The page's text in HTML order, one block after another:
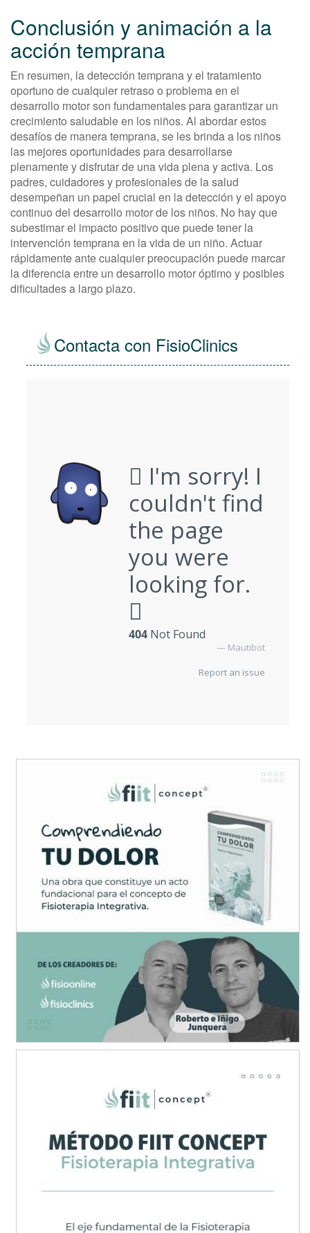
Conclusión y animación a la
acción temprana
En resumen, la detección temprana y el tratamiento
oportuno de cualquier retraso o problema en el
desarrollo motor son fundamentales para garantizar un
crecimiento saludable en los niños. Al abordar estos
desafíos de manera temprana, se les brinda a los niños
las mejores oportunidades para desarrollarse
plenamente y disfrutar de una vida plena y activa. Los
padres, cuidadores y profesionales de la salud
desempeñan un papel crucial en la detección y el apoyo
continuo del desarrollo motor de los niños. No hay que
subestimar el impacto positivo que puede tener la
intervención temprana en la vida de un niño. Actuar
rápidamente ante cualquier preocupación puede marcar
la diferencia entre un desarrollo motor óptimo y posibles
dificultades a largo plazo.
Contacta con FisioClinics